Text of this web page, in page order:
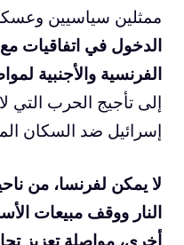
ممثلين سياسيين
الدخول في اتفاقيات
الفرنسية والأجنبية
إلى تأجيج الحرب التي
إسرائيل ضد السكان
لا يمكن لفرنسا، من
النار ووقف مبيعات
أخرى، مواصلة تعزيز